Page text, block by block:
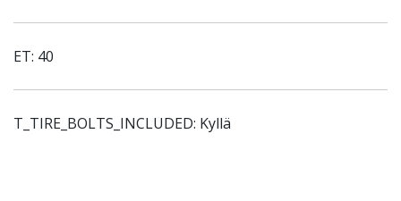
ET: 40
T_TIRE_BOLTS_INCLUDED: Kyllä